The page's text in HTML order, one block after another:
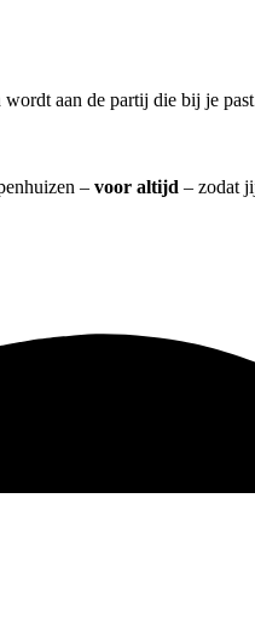
wordt aan de partij die bij je
– voor altijd – zodat